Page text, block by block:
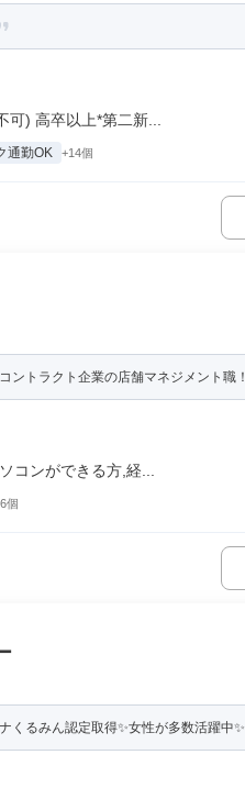
) 高卒以上*第二新...
通勤OK +14個
ントラクト企業の店舗マネジメント職！
コンができる方,経...
個
くるみん認定取得✨女性が多数活躍中✨